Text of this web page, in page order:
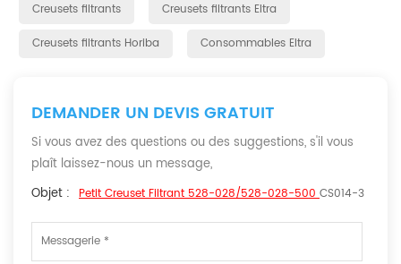
Creusets filtrants
Creusets filtrants Eltra
Creusets filtrants Horiba
Consommables Eltra
DEMANDER UN DEVIS GRATUIT
Si vous avez des questions ou des suggestions, s'il vous
plaît laissez-nous un message,
Objet : Petit Creuset Filtrant 528-028/528-028-500CS014-3